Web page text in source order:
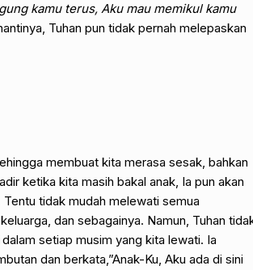
kamu terus, Aku mau memikul kamu
Tuhan pun tidak pernah melepaskan
membuat kita merasa sesak, bahkan
ketika kita masih bakal anak, Ia pun akan
tidak mudah melewati semua
dan sebagainya. Namun, Tuhan
setiap musim yang kita lewati. Ia
dan berkata,”Anak-Ku, Aku ada di sini